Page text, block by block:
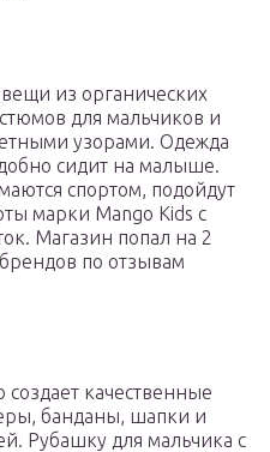
вещи из органических
для мальчиков и
узорами. Одежда
сидит на малыше.
спортом, подойдут
марки Mango Kids с
Магазин попал на 2
по отзывам
качественные
банданы, шапки и
Рубашку для мальчика с